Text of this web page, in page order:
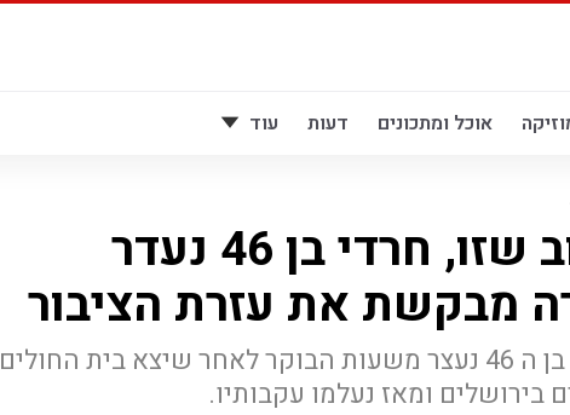
אוכל ומתכונים דעות עוד
סימן טוב שזו, חרדי בן 46 נעדר
מבקשת את עזרת הציבור
סימן טוב שזו בן ה 46 נעצר משעות הבוקר לאחר שיצא בית החולים
בירושלים ומאז נעלמו עקבותיו.